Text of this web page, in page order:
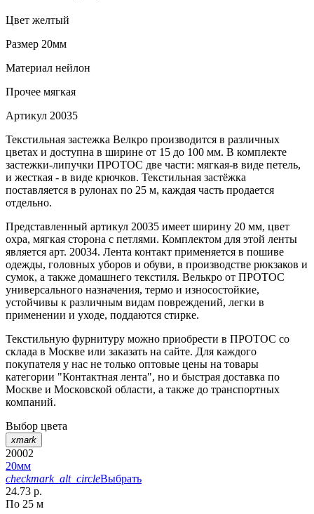
Цвет желтый
Размер 20мм
Материал нейлон
Прочее мягкая
Артикул 20035
Текстильная застежка Велкро производится в различных
цветах и доступна в ширине от 15 до 100 мм. В комплекте
застежки-липучки ПРОТОС две части: мягкая-в виде петель,
и жесткая - в виде крючков. Текстильная застёжка
поставляется в рулонах по 25 м, каждая часть продается
отдельно.
Представленный артикул 20035 имеет ширину 20 мм, цвет
охра, мягкая сторона с петлями. Комплектом для этой ленты
является арт. 20034. Лента контакт применяется в пошиве
одежды, головных уборов и обуви, в производстве рюкзаков и
сумок, а также домашнего текстиля. Велькро от ПРОТОС
универсального назначения, термо и износостойкие,
устойчивы к различным видам повреждений, легки в
применении и уходе, поддаются стирке.
Текстильную фурнитуру можно приобрести в ПРОТОС со
склада в Москве или заказать на сайте. Для каждого
покупателя у нас не только оптовые цены на товары
категории "Контактная лента", но и быстрая доставка по
Москве и Московской области, а также до транспортных
компаний.
Выбор цвета
xmark
20002
20мм
checkmark_alt_circleВыбрать
24.73 р.
По 25 м